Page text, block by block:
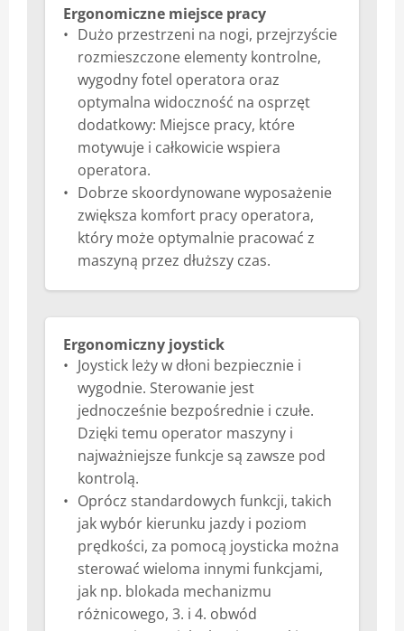
Ergonomiczne miejsce pracy
Dużo przestrzeni na nogi, przejrzyście
rozmieszczone elementy kontrolne,
wygodny fotel operatora oraz
optymalna widoczność na osprzęt
dodatkowy: Miejsce pracy, które
motywuje i całkowicie wspiera
operatora.
Dobrze skoordynowane wyposażenie
zwiększa komfort pracy operatora,
który może optymalnie pracować z
maszyną przez dłuższy czas.
Ergonomiczny joystick
Joystick leży w dłoni bezpiecznie i
wygodnie. Sterowanie jest
jednocześnie bezpośrednie i czułe.
Dzięki temu operator maszyny i
najważniejsze funkcje są zawsze pod
kontrolą.
Oprócz standardowych funkcji, takich
jak wybór kierunku jazdy i poziom
prędkości, za pomocą joysticka można
sterować wieloma innymi funkcjami,
jak np. blokada mechanizmu
różnicowego, 3. i 4. obwód